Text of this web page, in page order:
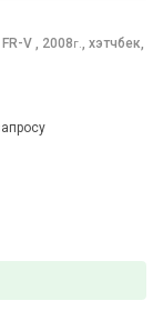
V , 2008г. хэтчбек,